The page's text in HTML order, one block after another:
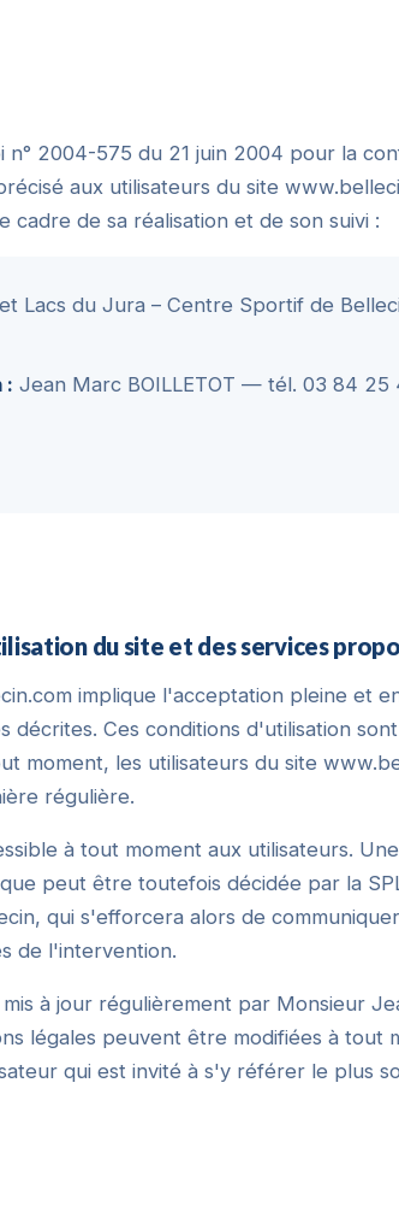
2004-575 du 21 juin 2004 pour la
aux utilisateurs du site
cadre de sa réalisation et de son suivi :
Lacs du Jura – Centre Sportif de
: Jean Marc BOILLETOT — tél. 03 84 25
du site et des services
implique l'acceptation pleine et
décrites. Ces conditions d'utilisation
moment, les utilisateurs du site
régulière.
à tout moment aux utilisateurs.
peut être toutefois décidée par la
qui s'efforcera alors de
de l'intervention.
à jour régulièrement par Monsieur
légales peuvent être modifiées à tout
qui est invité à s'y référer le plus